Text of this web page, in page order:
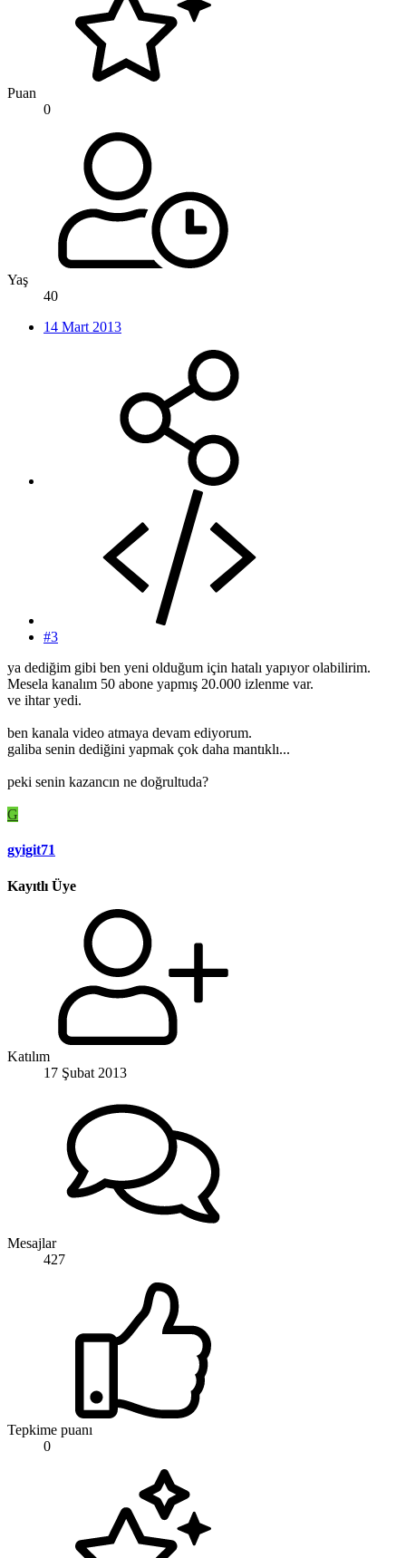
Puan
0
Yaş
40
14 Mart 2013
#3
ya dediğim gibi ben yeni olduğum için hatalı yapıyor olabilirim.
Mesela kanalım 50 abone yapmış 20.000 izlenme var.
ve ihtar yedi.
ben kanala video atmaya devam ediyorum.
galiba senin dediğini yapmak çok daha mantıklı...
peki senin kazancın ne doğrultuda?
G
gyigit71
Kayıtlı Üye
Katılım
17 Şubat 2013
Mesajlar
427
Tepkime puanı
0